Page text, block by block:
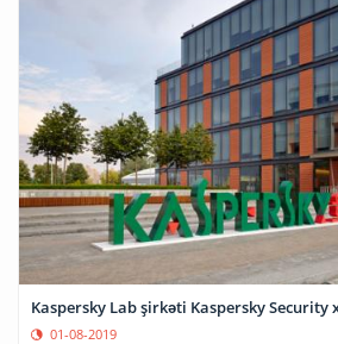
Kaspersky Lab şirkəti Kaspersky
01-08-2019